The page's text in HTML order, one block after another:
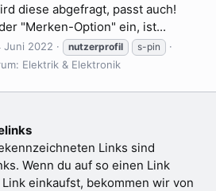
diese abgefragt, passt auch!
"Merken-Option" ein, ist...
Juni 2022 nutzerprofil s-pin
Elektrik & Elektronik
Links sind
Wenn du auf so einen Link
einkaufst, bekommen wir von